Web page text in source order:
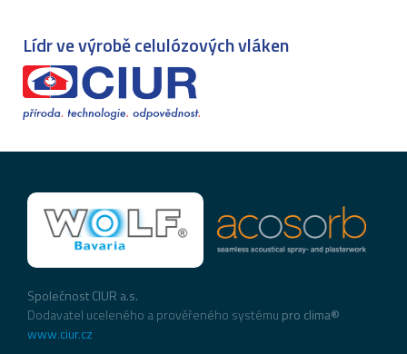
Lídr ve výrobě celulózových vláken
Společnost CIUR a.s.
Dodavatel uceleného a prověřeného systému pro clima®
www.ciur.cz